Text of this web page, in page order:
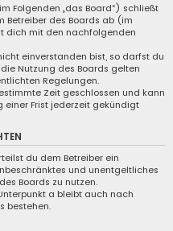
Folgenden „das Board“) schließt
Betreiber des Boards ab (im
dich mit den nachfolgenden
einverstanden bist, so darfst du
Nutzung des Boards gelten
Regelungen.
Zeit geschlossen und kann
einer Frist jederzeit gekündigt
du dem Betreiber ein
und unentgeltliches
Boards zu nutzen.
a bleibt auch nach
bestehen.